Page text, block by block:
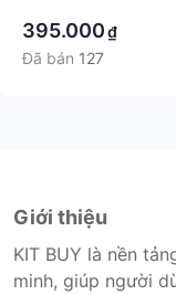
395.000₫
Đã bán 127
Giới thiệu
KIT BUY là nền
minh, giúp người